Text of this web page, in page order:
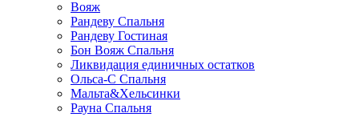
Вояж
Рандеву Спальня
Рандеву Гостиная
Бон Вояж Спальня
Ликвидация единичных остатков
Ольса-С Спальня
Мальта&Хельсинки
Рауна Спальня